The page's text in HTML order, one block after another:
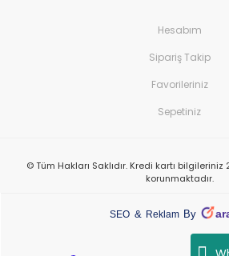
Hesabım
Sipariş Takip
Favorileriniz
Sepetiniz
© Tüm Hakları Saklıdır. Kredi kartı
korunmaktadır.
SEO & Reklam By